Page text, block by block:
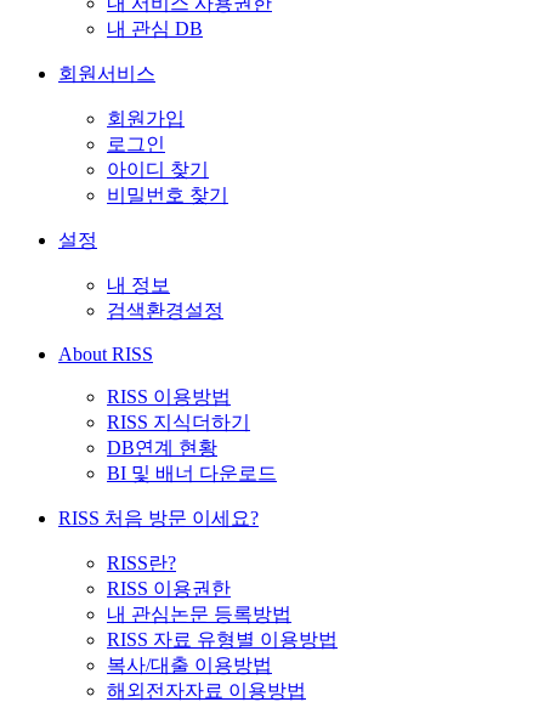
내 관심 DB
회원서비스
회원가입
로그인
아이디 찾기
비밀번호 찾기
설정
내 정보
검색환경설정
About RISS
RISS 이용방법
RISS 지식더하기
DB연계 현황
BI 및 배너 다운로드
RISS 처음 방문 이세요?
RISS란?
RISS 이용권한
내 관심논문 등록방법
RISS 자료 유형별 이용방법
복사/대출 이용방법
해외전자자료 이용방법